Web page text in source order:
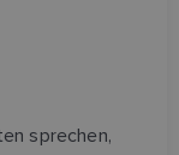
sprechen,